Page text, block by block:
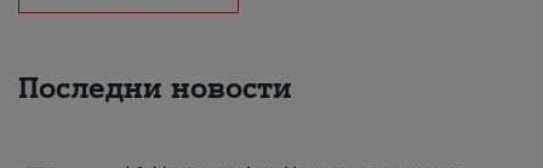
Последни новости